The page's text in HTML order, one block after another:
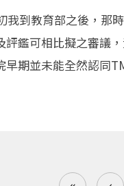
到教育部之後，那
鑑可相比擬之審議
期並未能全然認同